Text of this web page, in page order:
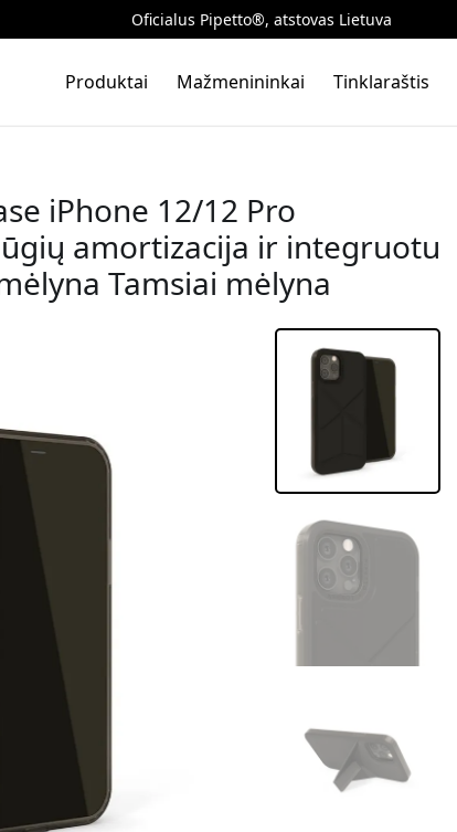
Oficialus Pipetto®, atstovas Lietuva
Produktai Mažmenininkai Tinklaraštis
iPhone 12/12 Pro
amortizacija ir integruotu
Tamsiai mėlyna